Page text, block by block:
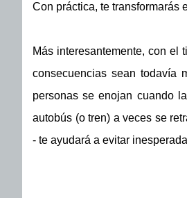
Con práctica, te transformarás
Más interesantemente, con el
consecuencias sean todavía
personas se enojan cuando
autobús (o tren) a veces se
- te ayudará a evitar